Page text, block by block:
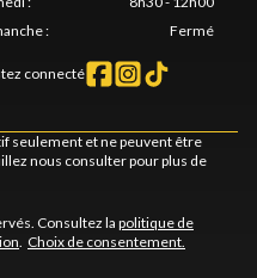
: Fermé
connecté
seulement et ne peuvent être
nous consulter pour plus de
Consultez lapolitique de
. Choix de consentement.